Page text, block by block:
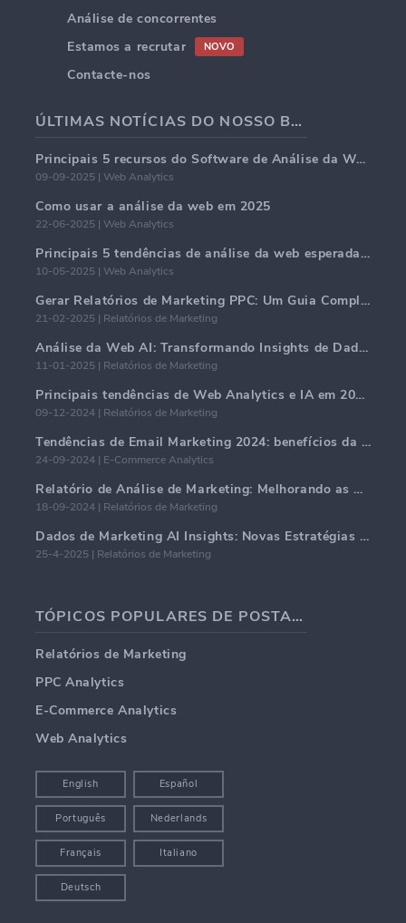
Análise de concorrentes
Estamos a recrutar
NOVO
Contacte-nos
ÚLTIMAS NOTÍCIAS DO NOSSO BLOG
Principais 5 recursos do Software de Análise da Web em 2025
09-09-2025 | Web Analytics
Como usar a análise da web em 2025
22-06-2025 | Web Analytics
Principais 5 tendências de análise da web esperadas para dominar em 2025
10-05-2025 | Web Analytics
Gerar Relatórios de Marketing PPC: Um Guia Completo
21-02-2025 | Relatórios de Marketing
Análise da Web AI: Transformando Insights de Dados com Precisão
11-01-2025 | Relatórios de Marketing
Principais tendências de Web Analytics e IA em 2024
09-12-2024 | Relatórios de Marketing
Tendências de Email Marketing 2024: benefícios da hiper-personalização
24-09-2024 | E-Commerce Analytics
Relatório de Análise de Marketing: Melhorando as Percepções de Negócios
18-09-2024 | Relatórios de Marketing
Dados de Marketing AI Insights: Novas Estratégias de Negócios para 2024
25-4-2025 | Relatórios de Marketing
TÓPICOS POPULARES DE POSTAGENS EM BLOG
Relatórios de Marketing
PPC Analytics
E-Commerce Analytics
Web Analytics
English Español
Português Nederlands
Français Italiano
Deutsch